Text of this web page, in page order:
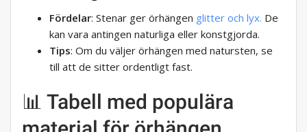
Fördelar: Stenar ger örhängen glitter och lyx. De
kan vara antingen naturliga eller konstgjorda.
Tips: Om du väljer örhängen med natursten, se
till att de sitter ordentligt fast.
📊 Tabell med populära